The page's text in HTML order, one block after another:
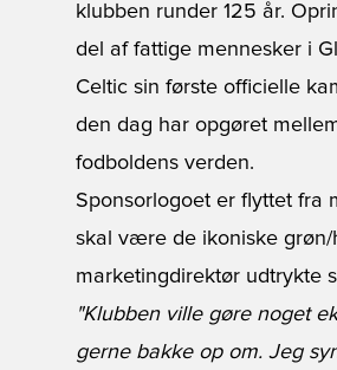
klubben runder 125 år.
del af fattige mennesker i
Celtic sin første officielle
den dag har opgøret
fodboldens verden.
Sponsorlogoet er flyttet fra
skal være de ikoniske grøn/
marketingdirektør udtrykte
"Klubben ville gøre noget
gerne bakke op om. Jeg